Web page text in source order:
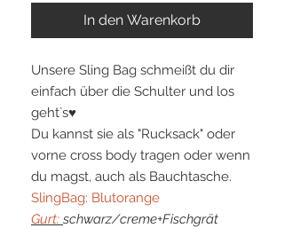
In den Warenkorb
Unsere Sling Bag schmeißt du dir
einfach über die Schulter und los
geht`s♥
Du kannst sie als "Rucksack" oder
vorne cross body tragen oder wenn
du magst, auch als Bauchtasche.
SlingBag: Blutorange
Gurt: schwarz/creme+Fischgrät